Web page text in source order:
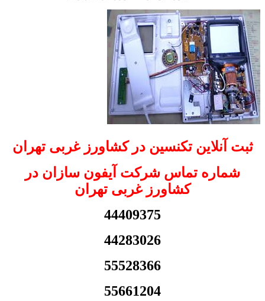
ثبت آنلاین تکنسین در کشاورز غربی تهران
شماره تماس شرکت آیفون سازان در
کشاورز غربی تهران
44409375
44283026
55528366
55661204